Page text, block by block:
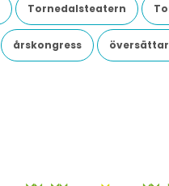
Tornedalsteatern
årskongress